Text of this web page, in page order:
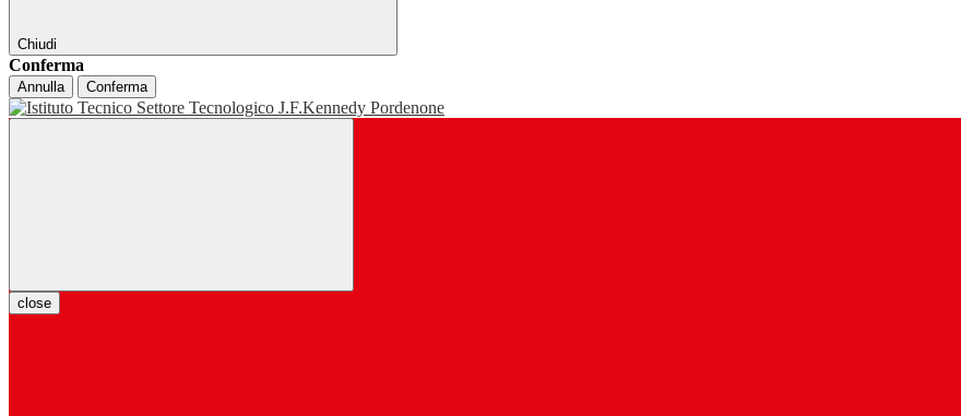
Chiudi
Conferma
Annulla Conferma
close